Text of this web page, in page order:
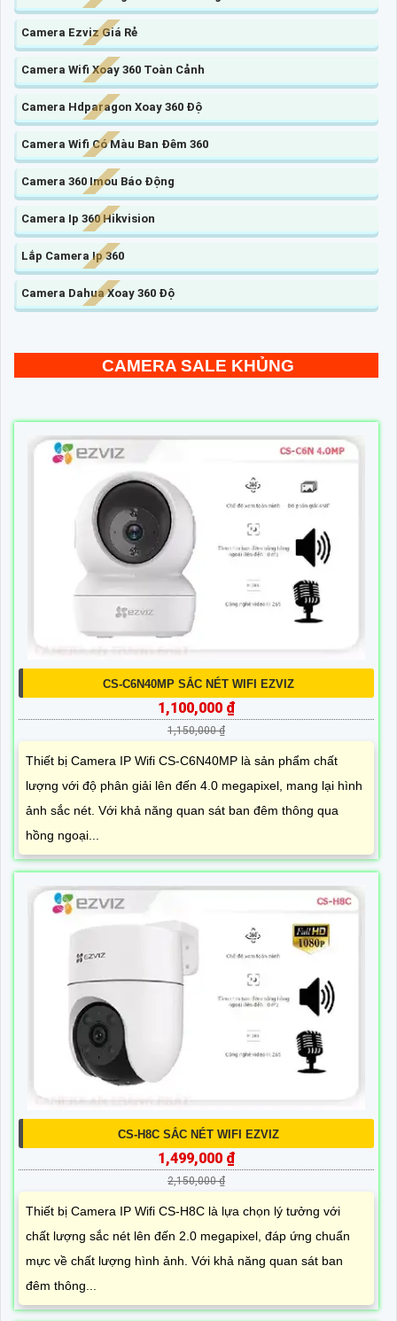
Camera Ezviz Giá Rẻ
Camera Wifi Xoay 360 Toàn Cảnh
Camera Hdparagon Xoay 360 Độ
Camera Wifi Có Màu Ban Đêm 360
Camera 360 Imou Báo Động
Camera Ip 360 Hikvision
Lắp Camera Ip 360
Camera Dahua Xoay 360 Độ
CAMERA SALE KHỦNG
CS-C6N40MP SẮC NÉT WIFI EZVIZ
1,100,000 ₫
1,150,000 ₫
Thiết bị Camera IP Wifi CS-C6N40MP là sản phẩm chất
lượng với độ phân giải lên đến 4.0 megapixel, mang lại hình
ảnh sắc nét. Với khả năng quan sát ban đêm thông qua
hồng ngoại...
CS-H8C SẮC NÉT WIFI EZVIZ
1,499,000 ₫
2,150,000 ₫
Thiết bị Camera IP Wifi CS-H8C là lựa chọn lý tưởng với
chất lượng sắc nét lên đến 2.0 megapixel, đáp ứng chuẩn
mực về chất lượng hình ảnh. Với khả năng quan sát ban
đêm thông...